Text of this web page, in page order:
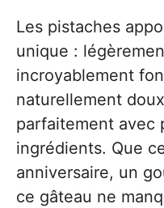
Les pistaches
unique :
incroyablement
naturellement
parfaitement avec
ingrédients. Que
anniversaire, un
ce gâteau ne